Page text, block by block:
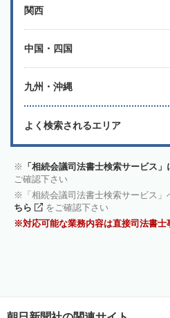
関西
中国・四国
九州・沖縄
よく検索されるエリア
「相続会議司法書士検索サービス
ご確認下さい
「相続会議司法書士検索サービス
ちら
をご確認下さい
対応可能な業務内容は直接司法書